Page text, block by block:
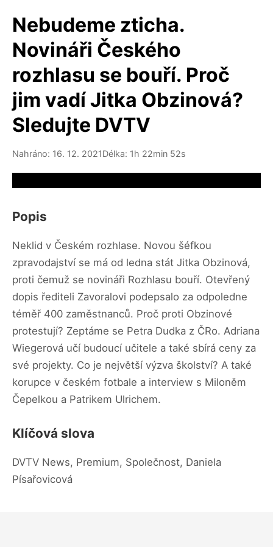
Nebudeme zticha.
Novináři Českého
rozhlasu se bouří. Proč
jim vadí Jitka Obzinová?
Sledujte DVTV
Nahráno: 16. 12. 2021Délka: 1h 22min 52s
Popis
Neklid v Českém rozhlase. Novou šéfkou
zpravodajství se má od ledna stát Jitka Obzinová,
proti čemuž se novináři Rozhlasu bouří. Otevřený
dopis řediteli Zavoralovi podepsalo za odpoledne
téměř 400 zaměstnanců. Proč proti Obzinové
protestují? Zeptáme se Petra Dudka z ČRo. Adriana
Wiegerová učí budoucí učitele a také sbírá ceny za
své projekty. Co je největší výzva školství? A také
korupce v českém fotbale a interview s Miloněm
Čepelkou a Patrikem Ulrichem.
Klíčová slova
DVTV News, Premium, Společnost, Daniela
Písařovicová